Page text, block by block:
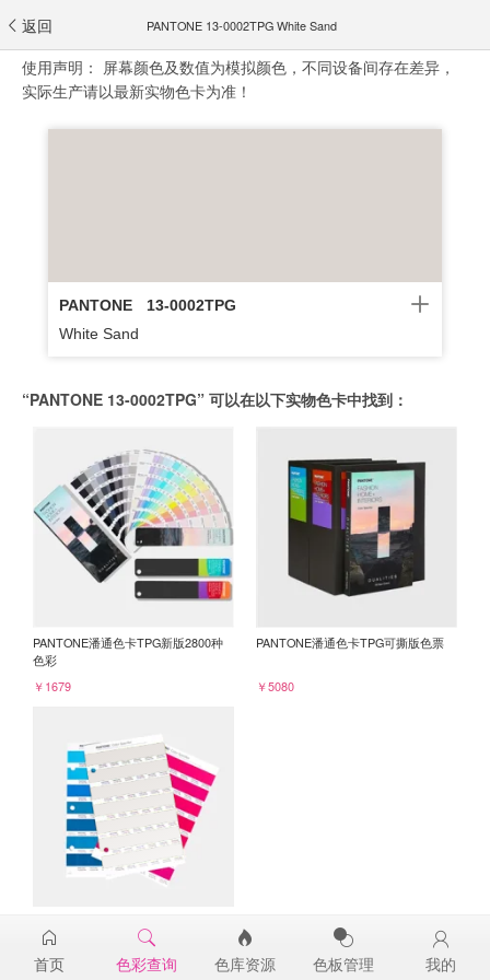
返回 PANTONE 13-0002TPG White Sand
使用声明： 屏幕颜色及数值为模拟颜色，不同设备间存在差异，
实际生产请以最新实物色卡为准！
PANTONE
13-0002TPG
White Sand
“PANTONE 13-0002TPG” 可以在以下实物色卡中找到：
PANTONE潘通色卡TPG新版2800种
色彩
￥1679
PANTONE潘通色卡TPG可撕版色票
￥5080
13-0002TPG
￥98
首页 色彩查询 色库资源 色板管理 我的